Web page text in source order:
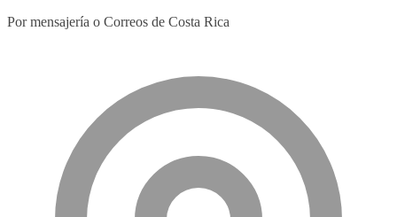
Por mensajería o Correos de Costa Rica